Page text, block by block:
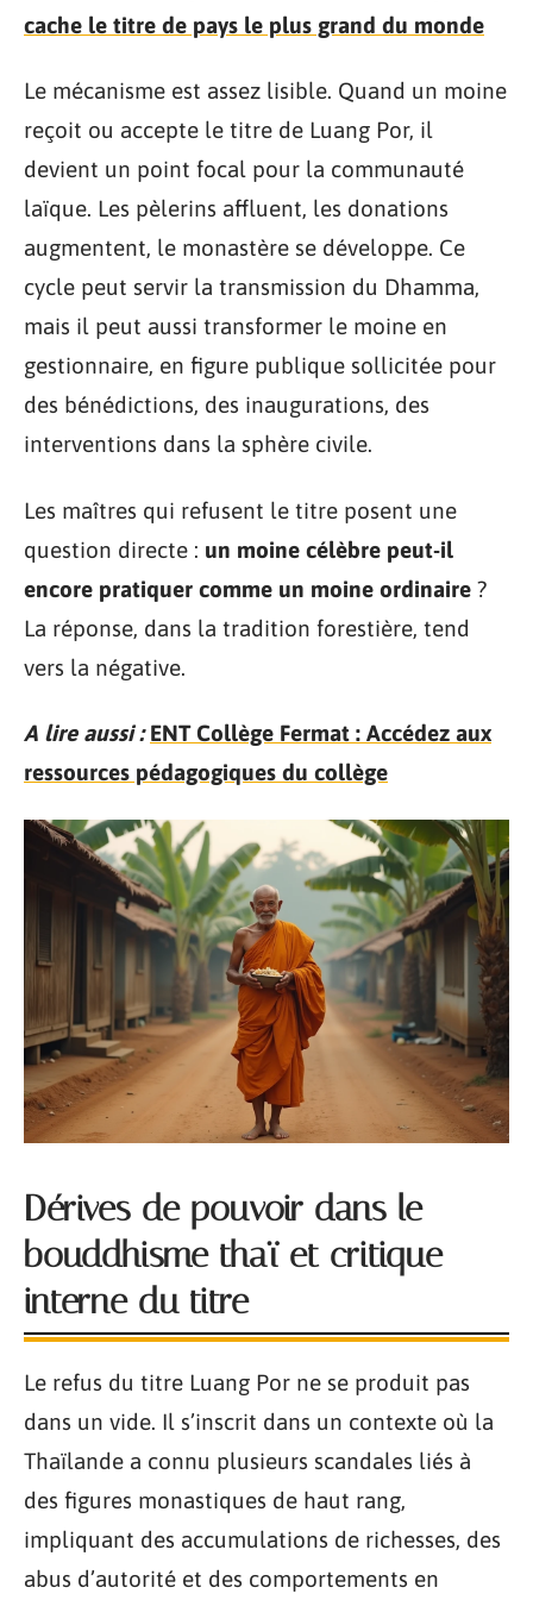
cache le titre de pays le plus grand du monde
Le mécanisme est assez lisible. Quand un moine
reçoit ou accepte le titre de Luang Por, il
devient un point focal pour la communauté
laïque. Les pèlerins affluent, les donations
augmentent, le monastère se développe. Ce
cycle peut servir la transmission du Dhamma,
mais il peut aussi transformer le moine en
gestionnaire, en figure publique sollicitée pour
des bénédictions, des inaugurations, des
interventions dans la sphère civile.
Les maîtres qui refusent le titre posent une
question directe : un moine célèbre peut-il
encore pratiquer comme un moine ordinaire ?
La réponse, dans la tradition forestière, tend
vers la négative.
A lire aussi : ENT Collège Fermat : Accédez aux
ressources pédagogiques du collège
Dérives de pouvoir dans le
bouddhisme thaï et critique
interne du titre
Le refus du titre Luang Por ne se produit pas
dans un vide. Il s’inscrit dans un contexte où la
Thaïlande a connu plusieurs scandales liés à
des figures monastiques de haut rang,
impliquant des accumulations de richesses, des
abus d’autorité et des comportements en